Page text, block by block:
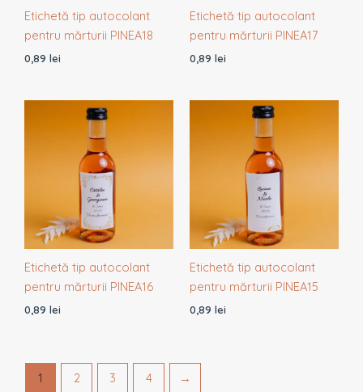
Etichetă tip autocolant
pentru mărturii PINEA18
0,89 lei
Etichetă tip autocolant
pentru mărturii PINEA17
0,89 lei
Etichetă tip autocolant
pentru mărturii PINEA16
0,89 lei
Etichetă tip autocolant
pentru mărturii PINEA15
0,89 lei
1 2 3 4 →